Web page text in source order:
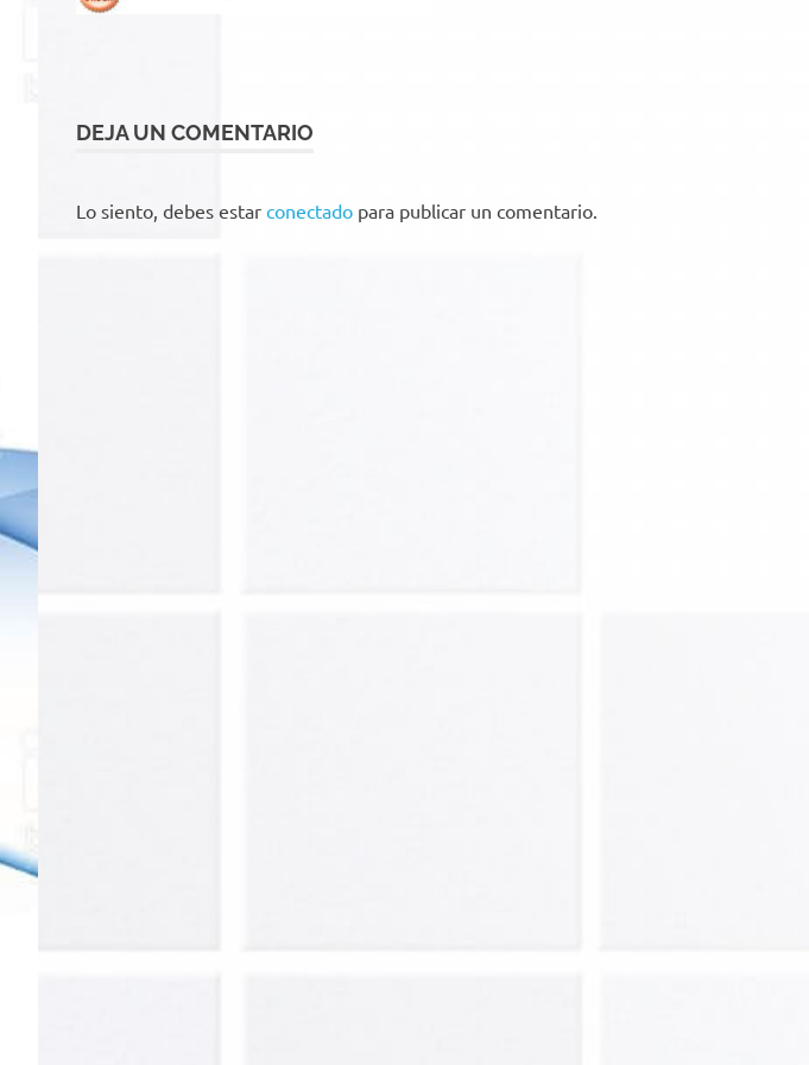
DEJA UN COMENTARIO
Lo siento, debes estar conectado para publicar un comentario.